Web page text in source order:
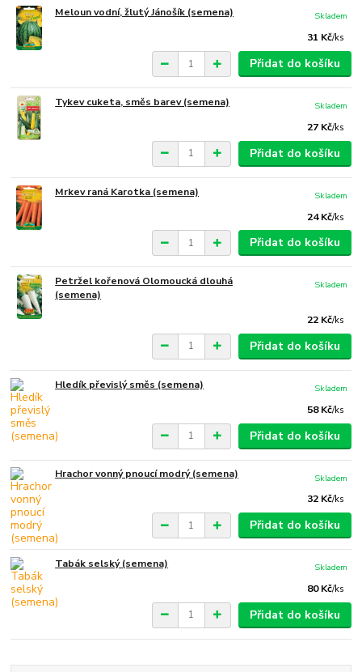
Meloun vodní, žlutý Jánošík (semena)
31 Kč/ks
Skladem
Přidat do košíku
Tykev cuketa, směs barev (semena)
27 Kč/ks
Skladem
Přidat do košíku
Mrkev raná Karotka (semena)
24 Kč/ks
Skladem
Přidat do košíku
Petržel kořenová Olomoucká dlouhá
(semena)
22 Kč/ks
Skladem
Přidat do košíku
Hledík převislý směs (semena)
58 Kč/ks
Skladem
Přidat do košíku
Hrachor vonný pnoucí modrý (semena)
32 Kč/ks
Skladem
Přidat do košíku
Tabák selský (semena)
80 Kč/ks
Skladem
Přidat do košíku